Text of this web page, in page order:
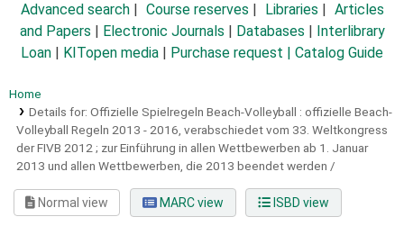
Advanced search Course reserves Libraries
Articles
and Papers
Electronic Journals Databases
Interlibrary
Loan
KITopen media Purchase request | Catalog Guide
Home
Details for: Offizielle Spielregeln Beach-Volleyball : offizielle Beach-
Volleyball Regeln 2013 - 2016, verabschiedet vom 33. Weltkongress
der FIVB 2012 ; zur Einführung in allen Wettbewerben ab 1. Januar
2013 und allen Wettbewerben, die 2013 beendet werden /
Normal view MARC view ISBD view